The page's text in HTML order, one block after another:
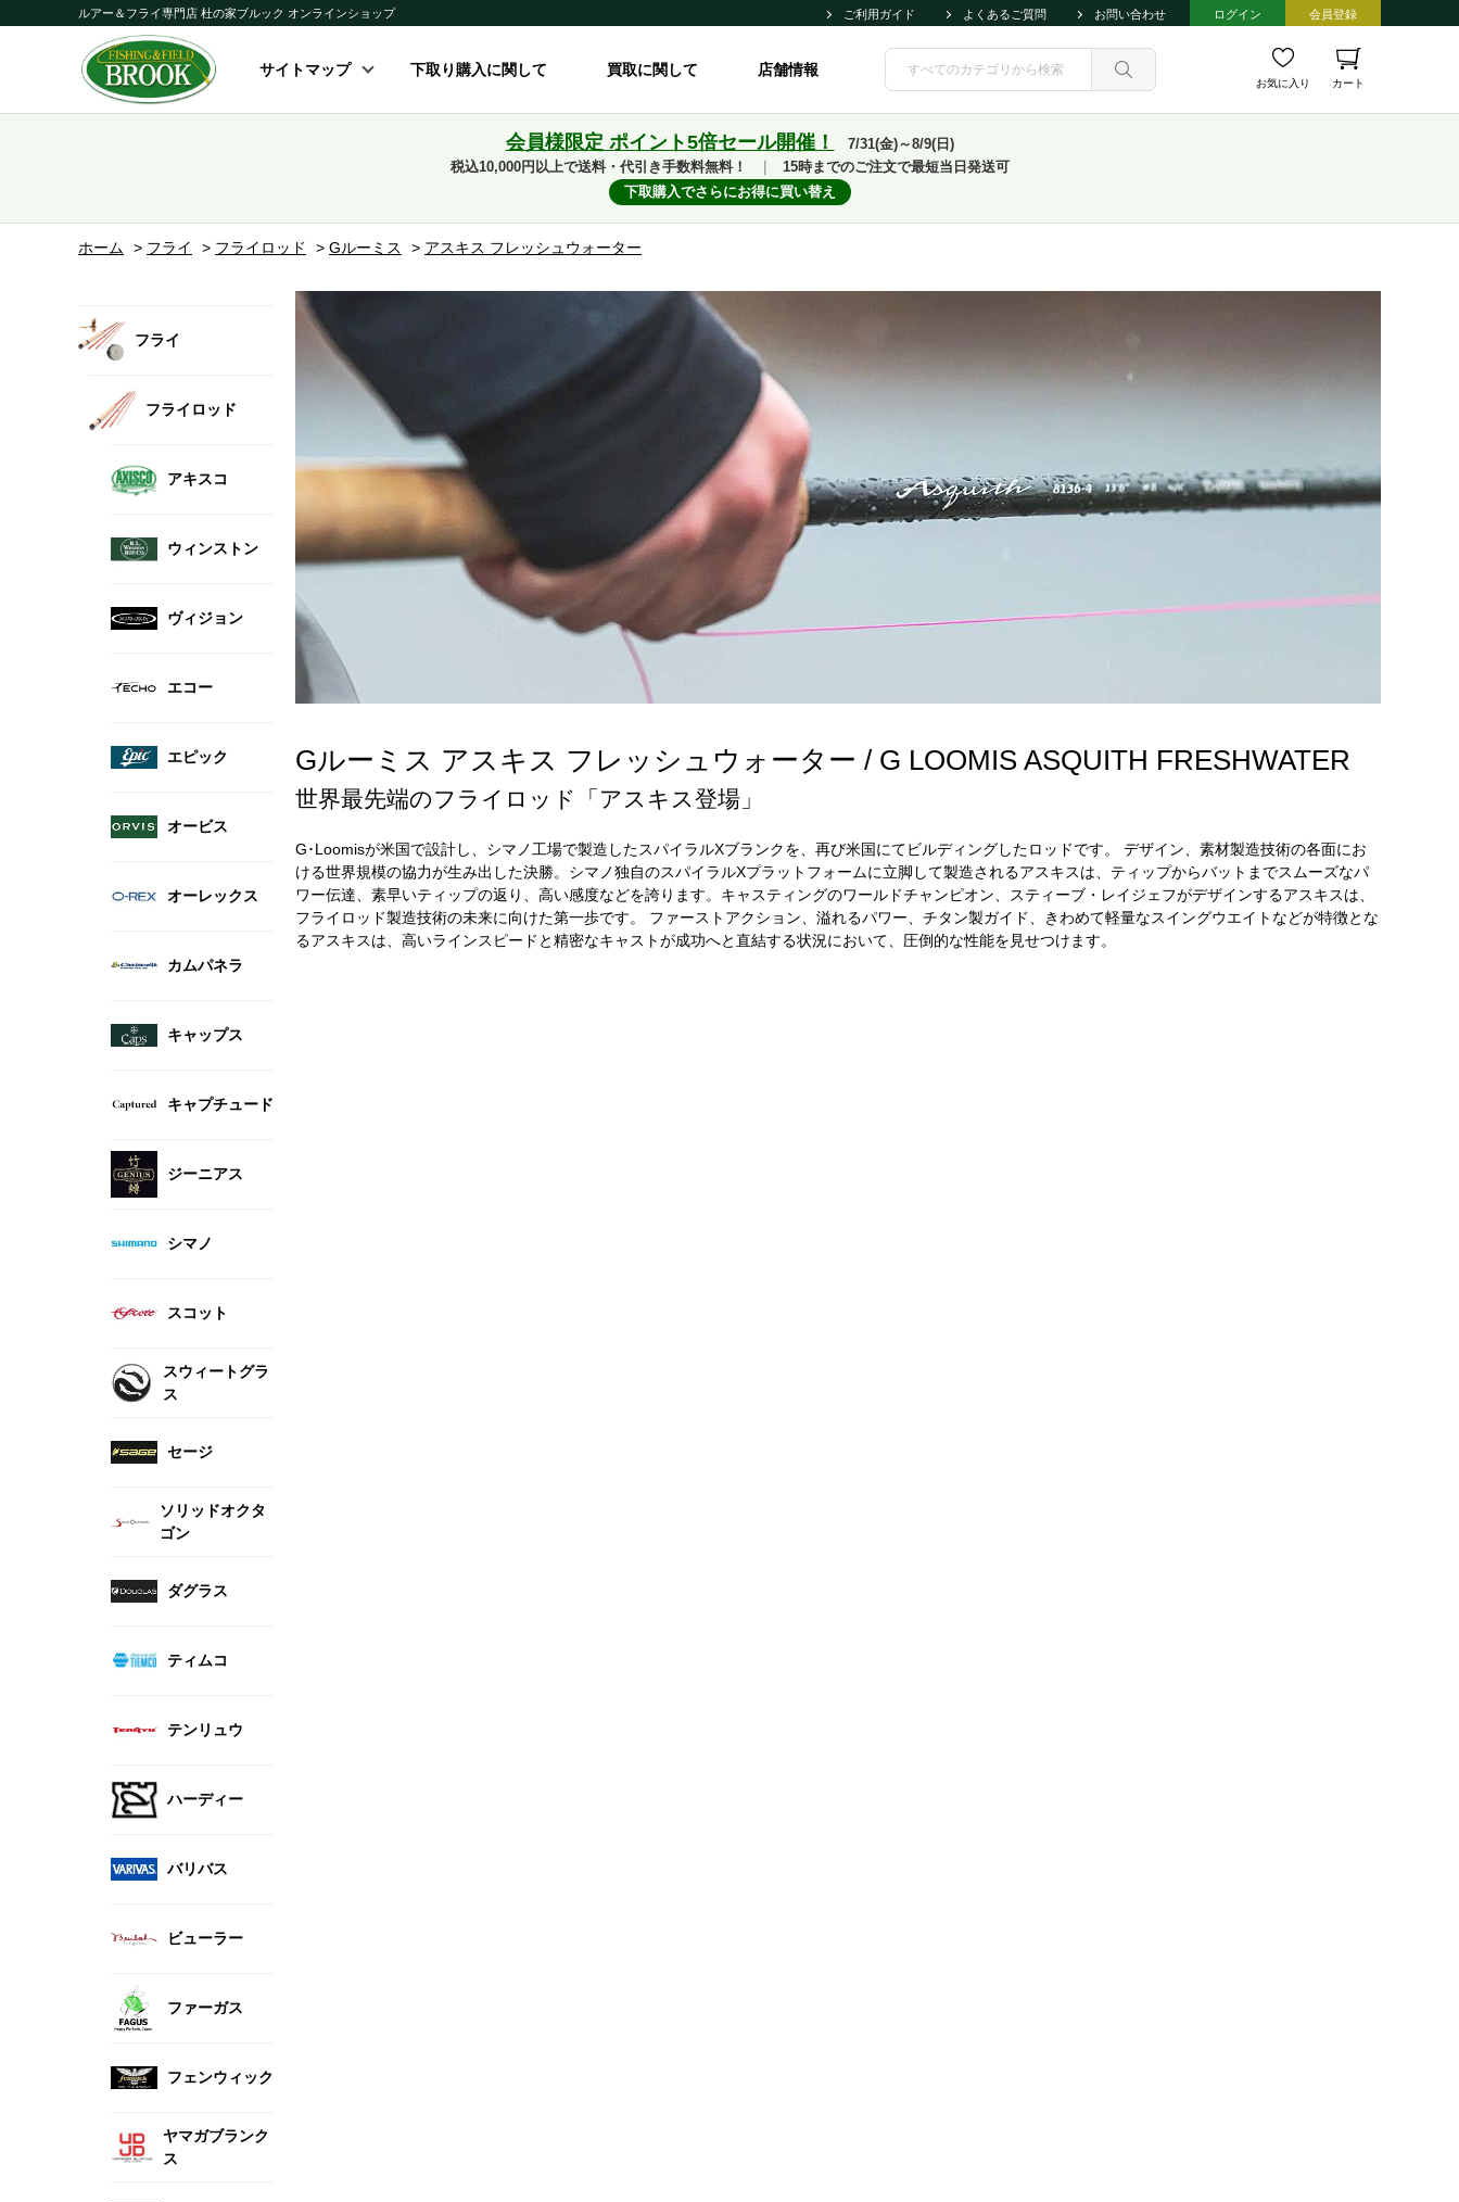
ルアー＆フライ専門店 杜の家ブルック オンラインショップ ご利用ガイド よくあるご質問 お問い合わせ ログイン 会員登録
サイトマップ 下取り購入に関して 買取に関して 店舗情報
お気に入り カート
会員様限定 ポイント5倍セール開催！
7/31(金)～8/9(日)
税込10,000円以上で送料・代引き手数料無料！
15時までのご注文で最短当日発送可
下取購入でさらにお得に買い替え
ホーム > フライ > フライロッド > Gルーミス > アスキス フレッシュウォーター
フライ
フライロッド
アキスコ
ウィンストン
ヴィジョン
エコー
エピック
オービス
オーレックス
カムパネラ
キャップス
キャプチュード
ジーニアス
シマノ
スコット
スウィートグラ
ス
セージ
ソリッドオクタ
ゴン
ダグラス
ティムコ
テンリュウ
ハーディー
バリバス
ビューラー
ファーガス
フェンウィック
ヤマガブランク
ス
Gルーミス アスキス フレッシュウォーター / G LOOMIS ASQUITH FRESHWATER
世界最先端のフライロッド「アスキス登場」
G･Loomisが米国で設計し、シマノ工場で製造したスパイラルXブランクを、再び米国にてビルディングしたロッドです。 デザイン、素材製造技術の各面にお
ける世界規模の協力が生み出した決勝。シマノ独自のスパイラルXプラットフォームに立脚して製造されるアスキスは、ティップからバットまでスムーズなパ
ワー伝達、素早いティップの返り、高い感度などを誇ります。キャスティングのワールドチャンピオン、スティーブ・レイジェフがデザインするアスキスは、
フライロッド製造技術の未来に向けた第一歩です。 ファーストアクション、溢れるパワー、チタン製ガイド、きわめて軽量なスイングウエイトなどが特徴とな
るアスキスは、高いラインスピードと精密なキャストが成功へと直結する状況において、圧倒的な性能を見せつけます。